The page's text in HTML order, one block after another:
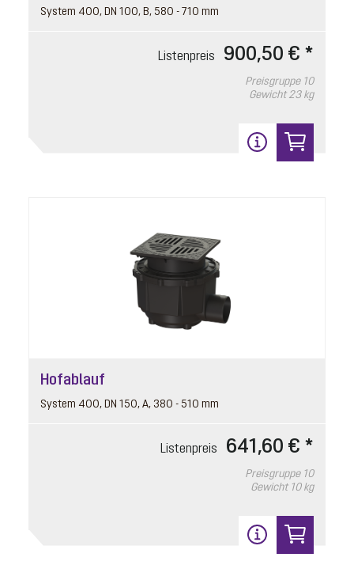
System 400, DN 100, B, 580 - 710 mm
Listenpreis 900,50 € *
Preisgruppe 10
Gewicht 23 kg
Hofablauf
System 400, DN 150, A, 380 - 510 mm
Listenpreis 641,60 € *
Preisgruppe 10
Gewicht 10 kg